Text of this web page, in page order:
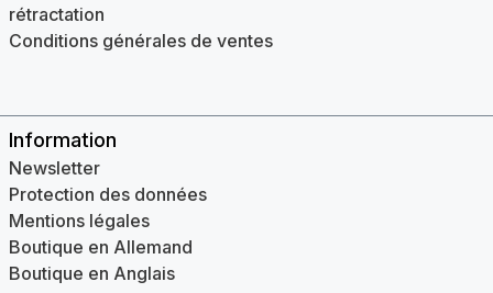
rétractation
Conditions générales de ventes
Information
Newsletter
Protection des données
Mentions légales
Boutique en Allemand
Boutique en Anglais